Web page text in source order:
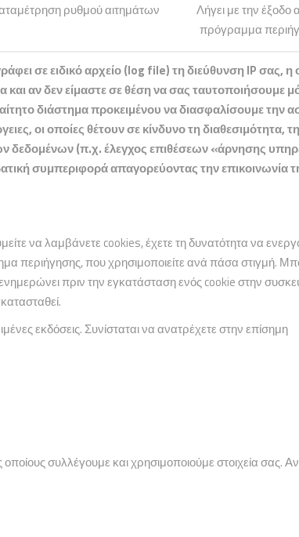
ρυθμού αιτημάτων
Λήγει με την έξοδο
πρόγραμμα
σε ειδικό αρχείο (log file) τη διεύθυνση IP σας, η
αν δεν είμαστε σε θέση να σας ταυτοποιήσουμε
διάστημα προκειμένου να διασφαλίσουμε την
οι οποίες θέτουν σε κίνδυνο τη διαθεσιμότητα, τη
δεδομένων (π.χ. έλεγχος επιθέσεων «άρνησης
συμπεριφορά απαγορεύοντας την επικοινωνία
να λαμβάνετε cookies, έχετε τη δυνατότητα να
περιήγησης, που χρησιμοποιείτε ανά πάσα στιγμή.
πριν την εγκατάσταση ενός cookie στην
εκδόσεις. Συνίσταται να ανατρέχετε στην επίσημη
συλλέγουμε και χρησιμοποιούμε στοιχεία σας.